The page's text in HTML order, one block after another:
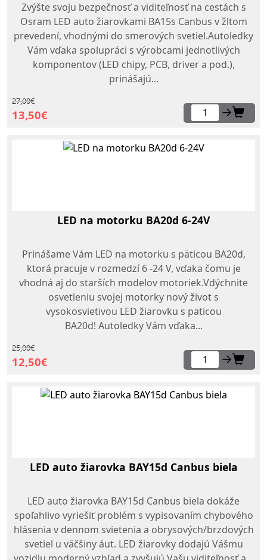
Zvýšte svoju bezpečnosť a viditeľnosť na cestách s
Osram LED auto žiarovkami BA15s Canbus v žltom
prevedení, vhodnými do smerových svetiel.Autoledky
Vám vďaka spolupráci s výrobcami jednotlivých
komponentov (LED chipy, PCB, driver a pod.),
prinášajú...
27,00€
13,50€ →
LED na motorku BA20d 6-24V
Prinášame Vám LED na motorku s päticou BA20d,
ktorá pracuje v rozmedzí 6 -24 V, vďaka čomu je
vhodná aj do starších modelov motoriek.Vdýchnite
osvetleniu svojej motorky nový život s
vysokosvietivou LED žiarovku s päticou
BA20d! Autoledky Vám vďaka...
25,00€
12,50€ →
LED auto žiarovka BAY15d Canbus biela
LED auto žiarovka BAY15d Canbus biela dokáže
spoľahlivo vyriešiť problém s vypisovaním chybového
hlásenia v dennom svietenia a obrysových/brzdových
svetiel u väčšiny áut. LED žiarovky dodajú Vášmu